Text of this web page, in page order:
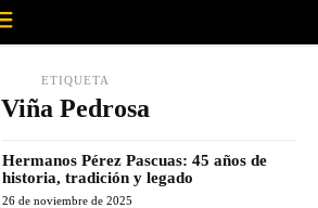
ETIQUETA
Viña Pedrosa
Hermanos Pérez Pascuas: 45 años de
historia, tradición y legado
26 de noviembre de 2025